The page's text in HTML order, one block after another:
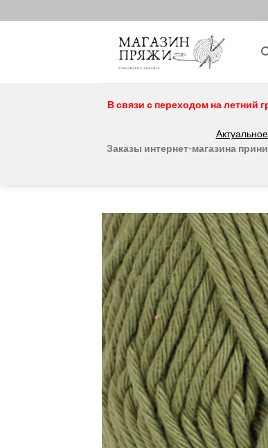
to
В связи с переходом на летний
Заказы интернет-магазина